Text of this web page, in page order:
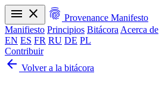
menu close fingerprint Provenance Manifesto
Manifiesto Principios Bitácora Acerca de
EN ES FR RU DE PL
Contribuir
Manifiesto
Principios
ES FR RU DE PL
arrow_back Volver a la bitácora